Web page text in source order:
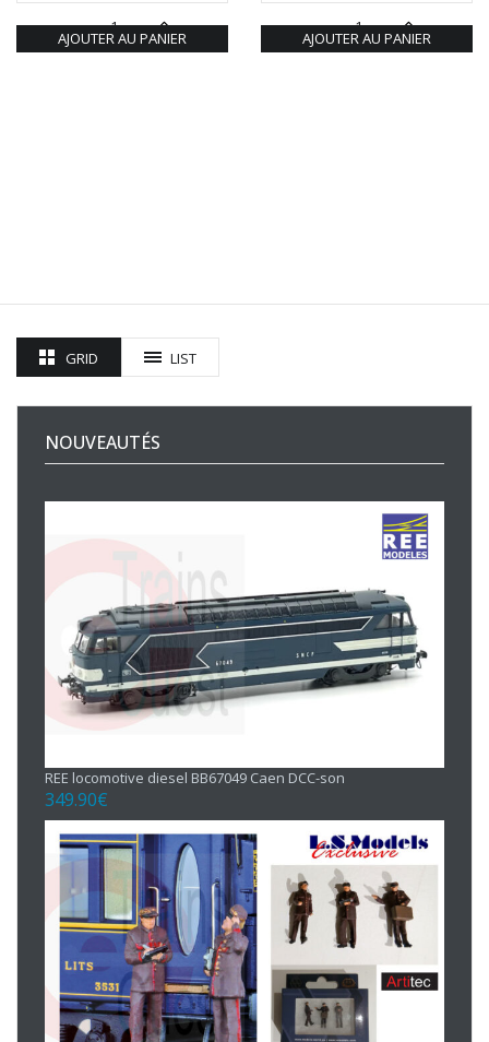
AJOUTER AU PANIER AJOUTER AU PANIER
GRID LIST
NOUVEAUTÉS
REE locomotive diesel BB67049 Caen DCC-son
349.90€